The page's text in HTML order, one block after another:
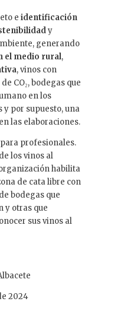
e identificación
y
generando
el medio rural,
, vinos con
CO₂, bodegas que
en los
y por supuesto, una
las elaboraciones.
profesionales.
los vinos al
habilita
de cata libre con
bodegas que
y otras que
sus vinos al
2024